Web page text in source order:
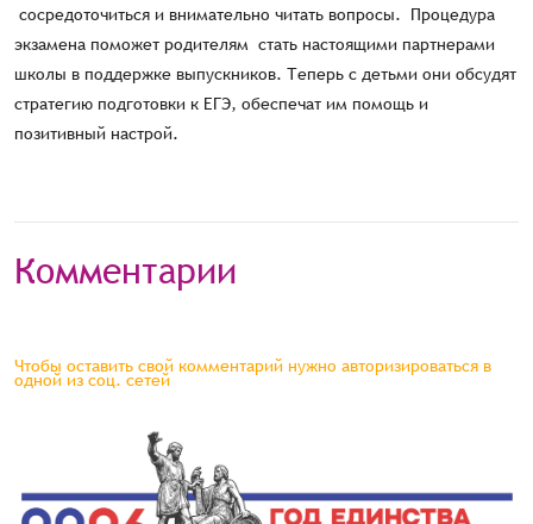
сосредоточиться и внимательно читать вопросы. Процедура
экзамена поможет родителям стать настоящими партнерами
школы в поддержке выпускников. Теперь с детьми они обсудят
стратегию подготовки к ЕГЭ, обеспечат им помощь и
позитивный настрой.
Комментарии
Чтобы оставить свой комментарий нужно авторизироваться в
одной из соц. сетей